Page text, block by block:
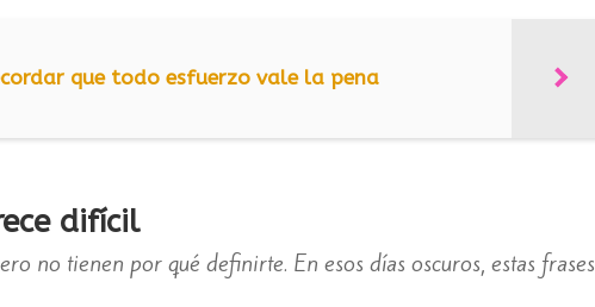
que todo esfuerzo vale la pena
difícil
no tienen por qué definirte. En esos días oscuros, estas frases